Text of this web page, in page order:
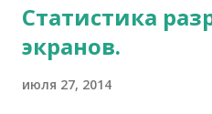
Статистика
экранов.
июля 27, 2014